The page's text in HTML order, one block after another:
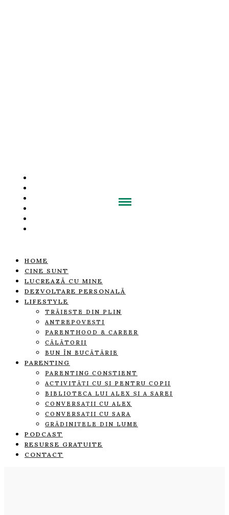
HOME
CINE SUNT
LUCREAZĂ CU MINE
DEZVOLTARE PERSONALĂ
LIFESTYLE
TRĂIEȘTE DIN PLIN
ANTREPOVEȘTI
PARENTHOOD & CAREER
CĂLĂTORII
BUN ÎN BUCĂTĂRIE
PARENTING
PARENTING CONȘTIENT
ACTIVITĂȚI CU ȘI PENTRU COPII
BIBLIOTECA LUI ALEX ȘI A SAREI
CONVERSAȚII CU ALEX
CONVERSAȚII CU SARA
GRĂDINIȚELE DIN LUME
PODCAST
RESURSE GRATUITE
CONTACT